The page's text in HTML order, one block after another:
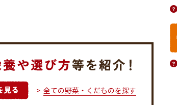
全ての野菜・くだものを探す